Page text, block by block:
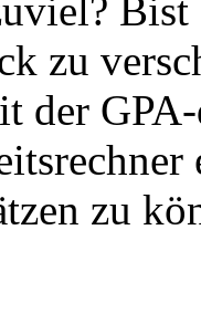
zu
der
zu